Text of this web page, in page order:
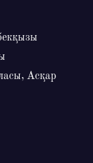
Асқар